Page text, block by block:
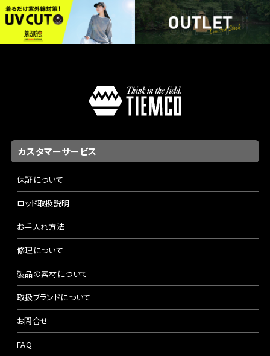
カスタマーサービス
保証について
ロッド取扱説明
お手入れ方法
修理について
製品の素材について
取扱ブランドについて
お問合せ
FAQ